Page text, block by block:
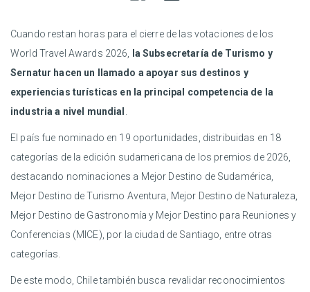
Cuando restan horas para el cierre de las votaciones de los
World Travel Awards 2026,
la Subsecretaría de Turismo y
Sernatur hacen un llamado a apoyar sus destinos y
experiencias turísticas en la principal competencia de la
industria a nivel mundial
El país fue nominado en 19 oportunidades, distribuidas en 18
categorías de la edición sudamericana de los premios de 2026,
destacando nominaciones a Mejor Destino de Sudamérica,
Mejor Destino de Turismo Aventura, Mejor Destino de Naturaleza,
Mejor Destino de Gastronomía y Mejor Destino para Reuniones y
Conferencias (MICE), por la ciudad de Santiago, entre otras
categorías.
De este modo, Chile también busca revalidar reconocimientos